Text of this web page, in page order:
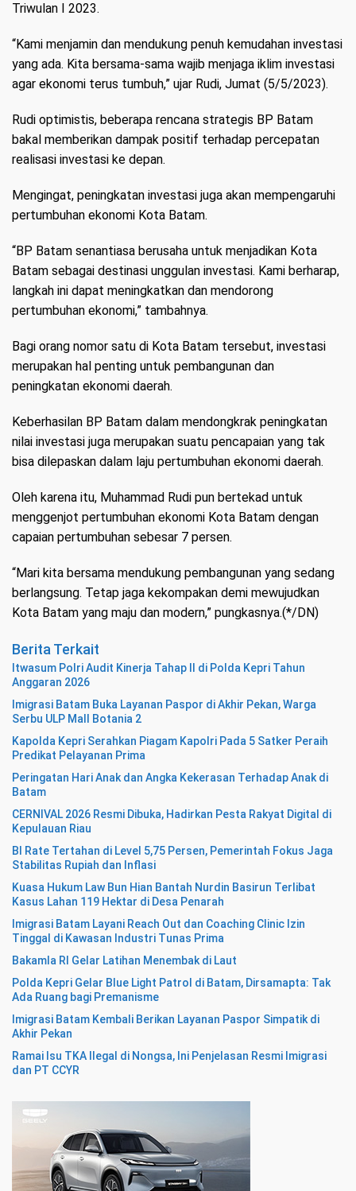
Triwulan I 2023.
“Kami menjamin dan mendukung penuh kemudahan investasi
yang ada. Kita bersama-sama wajib menjaga iklim investasi
agar ekonomi terus tumbuh,” ujar Rudi, Jumat (5/5/2023).
Rudi optimistis, beberapa rencana strategis BP Batam
bakal memberikan dampak positif terhadap percepatan
realisasi investasi ke depan.
Mengingat, peningkatan investasi juga akan mempengaruhi
pertumbuhan ekonomi Kota Batam.
“BP Batam senantiasa berusaha untuk menjadikan Kota
Batam sebagai destinasi unggulan investasi. Kami berharap,
langkah ini dapat meningkatkan dan mendorong
pertumbuhan ekonomi,” tambahnya.
Bagi orang nomor satu di Kota Batam tersebut, investasi
merupakan hal penting untuk pembangunan dan
peningkatan ekonomi daerah.
Keberhasilan BP Batam dalam mendongkrak peningkatan
nilai investasi juga merupakan suatu pencapaian yang tak
bisa dilepaskan dalam laju pertumbuhan ekonomi daerah.
Oleh karena itu, Muhammad Rudi pun bertekad untuk
menggenjot pertumbuhan ekonomi Kota Batam dengan
capaian pertumbuhan sebesar 7 persen.
“Mari kita bersama mendukung pembangunan yang sedang
berlangsung. Tetap jaga kekompakan demi mewujudkan
Kota Batam yang maju dan modern,” pungkasnya.(*/DN)
Berita Terkait
Itwasum Polri Audit Kinerja Tahap II di Polda Kepri Tahun
Anggaran 2026
Imigrasi Batam Buka Layanan Paspor di Akhir Pekan, Warga
Serbu ULP Mall Botania 2
Kapolda Kepri Serahkan Piagam Kapolri Pada 5 Satker Peraih
Predikat Pelayanan Prima
Peringatan Hari Anak dan Angka Kekerasan Terhadap Anak di
Batam
CERNIVAL 2026 Resmi Dibuka, Hadirkan Pesta Rakyat Digital di
Kepulauan Riau
BI Rate Tertahan di Level 5,75 Persen, Pemerintah Fokus Jaga
Stabilitas Rupiah dan Inflasi
Kuasa Hukum Law Bun Hian Bantah Nurdin Basirun Terlibat
Kasus Lahan 119 Hektar di Desa Penarah
Imigrasi Batam Layani Reach Out dan Coaching Clinic Izin
Tinggal di Kawasan Industri Tunas Prima
Bakamla RI Gelar Latihan Menembak di Laut
Polda Kepri Gelar Blue Light Patrol di Batam, Dirsamapta: Tak
Ada Ruang bagi Premanisme
Imigrasi Batam Kembali Berikan Layanan Paspor Simpatik di
Akhir Pekan
Ramai Isu TKA Ilegal di Nongsa, Ini Penjelasan Resmi Imigrasi
dan PT CCYR